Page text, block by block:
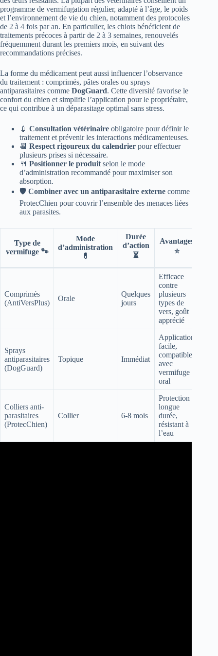
programme de vermifugation régulier, adapté à l’âge, le poids
et l’environnement de vie du chien, notamment des protocoles
de 2 à 4 fois par an. En particulier, les chiots bénéficient de
traitements précoces à partir de 2 à 3 semaines, renouvelés
fréquemment durant les premiers mois, en suivant des
recommandations précises.
La forme du médicament peut aussi influencer l’observance
du traitement : comprimés, pâtes orales ou sprays
antiparasitaires comme DogGuard. Cette diversité favorise le
confort du chien et simplifie l’application pour le propriétaire,
ce qui contribue à un déparasitage optimal sans stress.
💉 Consultation vétérinaire obligatoire pour définir le
traitement et prévenir les interactions médicamenteuses.
📆 Respect rigoureux du calendrier pour effectuer
plusieurs prises si nécessaire.
🍴 Positionner le produit selon le mode
d’administration recommandé pour maximiser son
absorption.
🛡️ Combiner avec un antiparasitaire externe comme
ProtecChien pour couvrir l’ensemble des menaces liées
aux parasites.
Type de
vermifuge 🐾
Mode
d’administration
💊
Durée
d’action
⏳
Avantages
⭐
Comprimés
(AntiVersPlus)
Orale
Quelques
jours
Efficace
contre
plusieurs
types de
vers, goût
apprécié
Sprays
antiparasitaires
(DogGuard)
Topique Immédiat
Application
facile,
compatible
avec
vermifuge
oral
Colliers anti-
parasitaires
(ProtecChien)
Collier 6-8 mois
Protection
longue
durée,
résistant à
l’eau